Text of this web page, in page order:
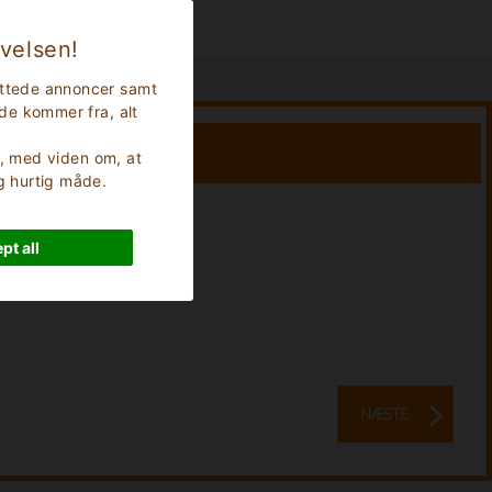
annoncer samt
kommer fra, alt
med viden om, at
hurtig måde.
all
Ferielængde:
NÆSTE